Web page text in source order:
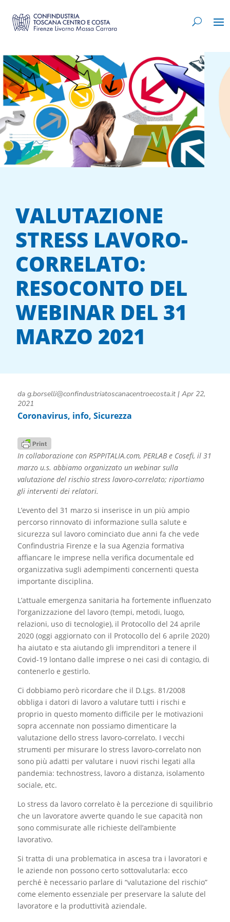
VALUTAZIONE
STRESS LAVORO-
CORRELATO:
RESOCONTO DEL
WEBINAR DEL 31
MARZO 2021
da g.borselli@confindustriatoscanacentroecosta.it| Apr 22,
2021
Coronavirus, info, Sicurezza
In collaborazione con RSPPITALIA.com, PERLAB e Cosefi, il 31
marzo u.s. abbiamo organizzato un webinar sulla
valutazione del rischio stress lavoro-correlato; riportiamo
gli interventi dei relatori.
L’evento del 31 marzo si inserisce in un più ampio
percorso rinnovato di informazione sulla salute e
sicurezza sul lavoro cominciato due anni fa che vede
Confindustria Firenze e la sua Agenzia formativa
affiancare le imprese nella verifica documentale ed
organizzativa sugli adempimenti concernenti questa
importante disciplina.
L’attuale emergenza sanitaria ha fortemente influenzato
l’organizzazione del lavoro (tempi, metodi, luogo,
relazioni, uso di tecnologie), il Protocollo del 24 aprile
2020 (oggi aggiornato con il Protocollo del 6 aprile 2020)
ha aiutato e sta aiutando gli imprenditori a tenere il
Covid-19 lontano dalle imprese o nei casi di contagio, di
contenerlo e gestirlo.
Ci dobbiamo però ricordare che il D.Lgs. 81/2008
obbliga i datori di lavoro a valutare tutti i rischi e
proprio in questo momento difficile per le motivazioni
sopra accennate non possiamo dimenticare la
valutazione dello stress lavoro-correlato. I vecchi
strumenti per misurare lo stress lavoro-correlato non
sono più adatti per valutare i nuovi rischi legati alla
pandemia: technostress, lavoro a distanza, isolamento
sociale, etc.
Lo stress da lavoro correlato è la percezione di squilibrio
che un lavoratore avverte quando le sue capacità non
sono commisurate alle richieste dell’ambiente
lavorativo.
Si tratta di una problematica in ascesa tra i lavoratori e
le aziende non possono certo sottovalutarla: ecco
perché è necessario parlare di “valutazione del rischio”
come elemento essenziale per preservare la salute del
lavoratore e la produttività aziendale.